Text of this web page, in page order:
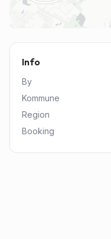
Info
By
Kommune
Region
Booking